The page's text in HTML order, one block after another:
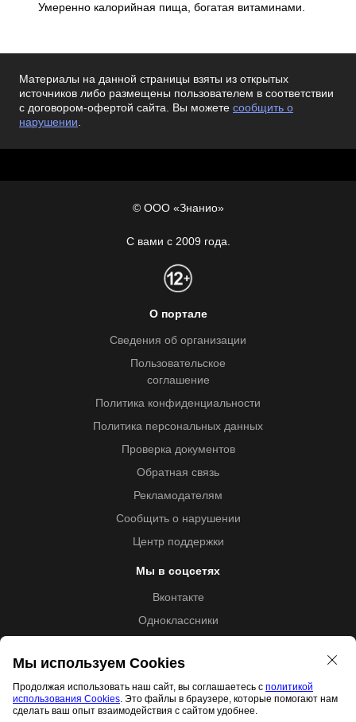
Умеренно калорийная пища, богатая витаминами.
Материалы на данной страницы взяты из открытых
источников либо размещены пользователем в соответствии
с договором-офертой сайта. Вы можете сообщить о
нарушении.
© ООО «Знанио»
С вами с 2009 года.
О портале
Сведения об организации
Пользовательское
соглашение
Политика конфиденциальности
Политика персональных данных
Проверка документов
Обратная связь
Рекламодателям
Сообщить о нарушении
Центр поддержки
Мы в соцсетях
Вконтакте
Одноклассники
Образовательная лицензия №5257 от 09.09.2020 (Л035-
Мы используем Cookies
Продолжая использовать наш сайт, вы соглашаетесь с политикой
использования Cookies. Это файлы в браузере, которые помогают нам
сделать ваш опыт взаимодействия с сайтом удобнее.